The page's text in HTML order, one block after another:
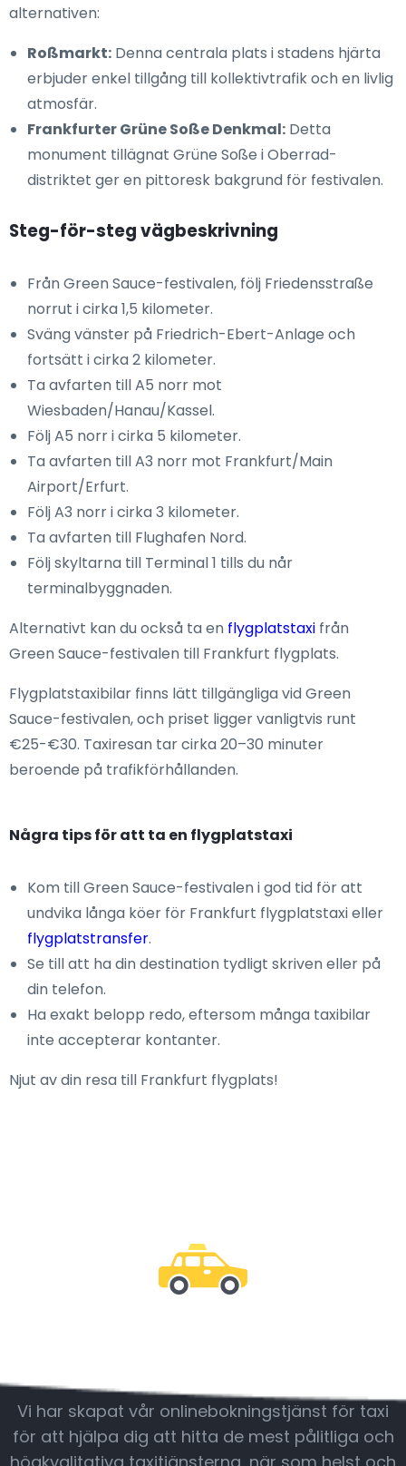
alternativen:
Roßmarkt: Denna centrala plats i stadens hjärta
erbjuder enkel tillgång till kollektivtrafik och en livlig
atmosfär.
Frankfurter Grüne Soße Denkmal: Detta
monument tillägnat Grüne Soße i Oberrad-
distriktet ger en pittoresk bakgrund för festivalen.
Steg-för-steg vägbeskrivning
Från Green Sauce-festivalen, följ Friedensstraße
norrut i cirka 1,5 kilometer.
Sväng vänster på Friedrich-Ebert-Anlage och
fortsätt i cirka 2 kilometer.
Ta avfarten till A5 norr mot
Wiesbaden/Hanau/Kassel.
Följ A5 norr i cirka 5 kilometer.
Ta avfarten till A3 norr mot Frankfurt/Main
Airport/Erfurt.
Följ A3 norr i cirka 3 kilometer.
Ta avfarten till Flughafen Nord.
Följ skyltarna till Terminal 1 tills du når
terminalbyggnaden.
Alternativt kan du också ta en flygplatstaxi från
Green Sauce-festivalen till Frankfurt flygplats.
Flygplatstaxibilar finns lätt tillgängliga vid Green
Sauce-festivalen, och priset ligger vanligtvis runt
€25-€30. Taxiresan tar cirka 20–30 minuter
beroende på trafikförhållanden.
Några tips för att ta en flygplatstaxi
Kom till Green Sauce-festivalen i god tid för att
undvika långa köer för Frankfurt flygplatstaxi eller
flygplatstransfer.
Se till att ha din destination tydligt skriven eller på
din telefon.
Ha exakt belopp redo, eftersom många taxibilar
inte accepterar kontanter.
Njut av din resa till Frankfurt flygplats!
Vi har skapat vår onlinebokningstjänst för taxi
för att hjälpa dig att hitta de mest pålitliga och